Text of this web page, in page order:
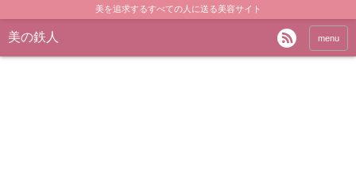
美を追求するすべての人に送る美容サイト
美の鉄人 menu